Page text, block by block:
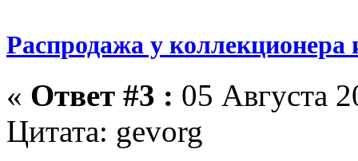
Распродажа у коллекционера
« Ответ #3 : 05 Августа
Цитата: gevorg